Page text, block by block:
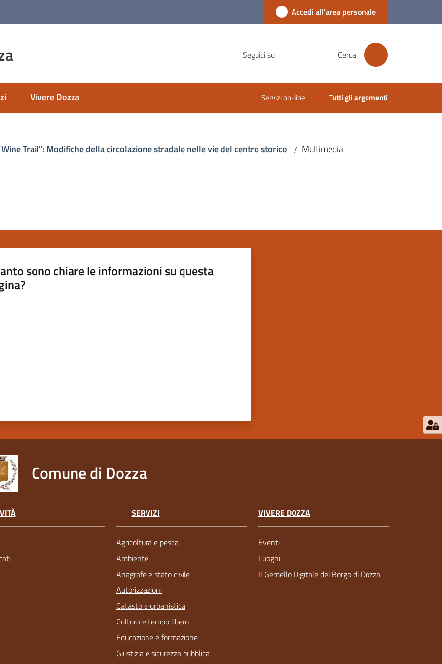
Accedi all'area personale
Seguici su Cerca
Vivere Dozza Servizi on-line Tutti gli argomenti
Trail": Modifiche della circolazione stradale nelle vie del centro storico / Multimedia
sono chiare le informazioni su questa
Comune di Dozza
SERVIZI
Agricoltura e pesca
Ambiente
Anagrafe e stato civile
Autorizzazioni
Catasto e urbanistica
Cultura e tempo libero
Educazione e formazione
Giustizia e sicurezza pubblica
VIVERE DOZZA
Eventi
Luoghi
Il Gemello Digitale del Borgo di Dozza